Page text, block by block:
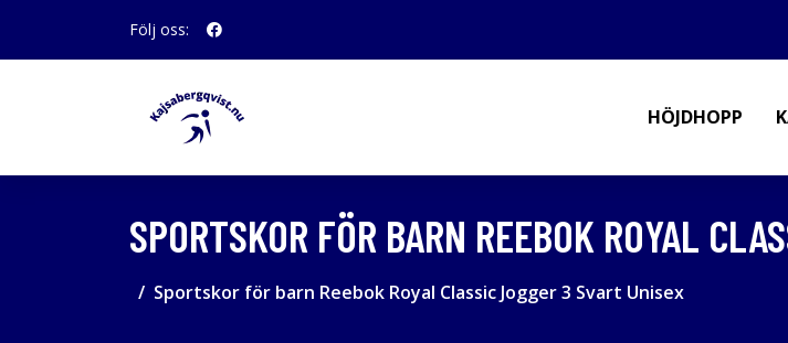
Följ oss:
HÖJDHOPP
SPORTSKOR FÖR BARN REEBOK ROYAL
Sportskor för barn Reebok Royal Classic Jogger 3 Svart Unisex